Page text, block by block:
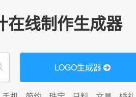
生成器
模板
博客
线制作生成器
LOGO生成器